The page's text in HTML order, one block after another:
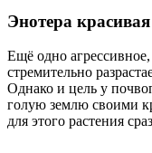
Энотера красивая
Ещё одно
стремительно
Однако и цель у
голую землю своими
для этого растения